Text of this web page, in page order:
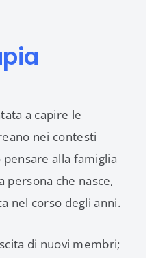
a capire le
nei contesti
alla famiglia
persona che nasce,
nel corso degli anni.
di nuovi membri;